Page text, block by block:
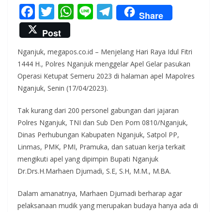
F
ac
e
b
o
o
k
T
w
itt
er
W
s
A
p
p
Li T
el
gr
a
Share
Post
Nganjuk, megapos.co.id – Menjelang Hari Raya Idul Fitri
1444 H., Polres Nganjuk menggelar Apel Gelar pasukan
Operasi Ketupat Semeru 2023 di halaman apel Mapolres
Nganjuk, Senin (17/04/2023).
Tak kurang dari 200 personel gabungan dari jajaran
Polres Nganjuk, TNI dan Sub Den Pom 0810/Nganjuk,
Dinas Perhubungan Kabupaten Nganjuk, Satpol PP,
Linmas, PMK, PMI, Pramuka, dan satuan kerja terkait
mengikuti apel yang dipimpin Bupati Nganjuk
Dr.Drs.H.Marhaen Djumadi, S.E, S.H, M.M., M.BA.
Dalam amanatnya, Marhaen Djumadi berharap agar
pelaksanaan mudik yang merupakan budaya hanya ada di